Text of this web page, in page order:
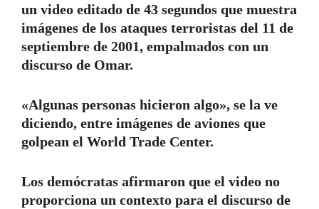
un video editado de 43 segundos que muestra
imágenes de los ataques terroristas del 11 de
septiembre de 2001, empalmados con un
discurso de Omar.
«Algunas personas hicieron algo», se la ve
diciendo, entre imágenes de aviones que
golpean el World Trade Center.
Los demócratas afirmaron que el video no
proporciona un contexto para el discurso de